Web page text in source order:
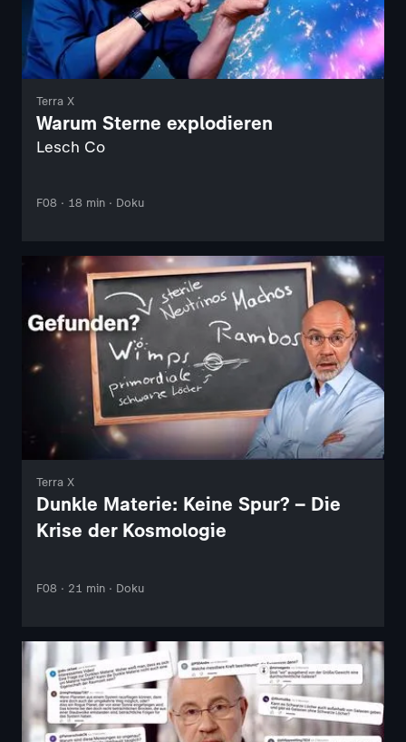
Terra X
Warum Sterne explodieren
Lesch Co
F08 · 18 min · Doku
Terra X
Dunkle Materie: Keine Spur? – Die
Krise der Kosmologie
F08 · 21 min · Doku